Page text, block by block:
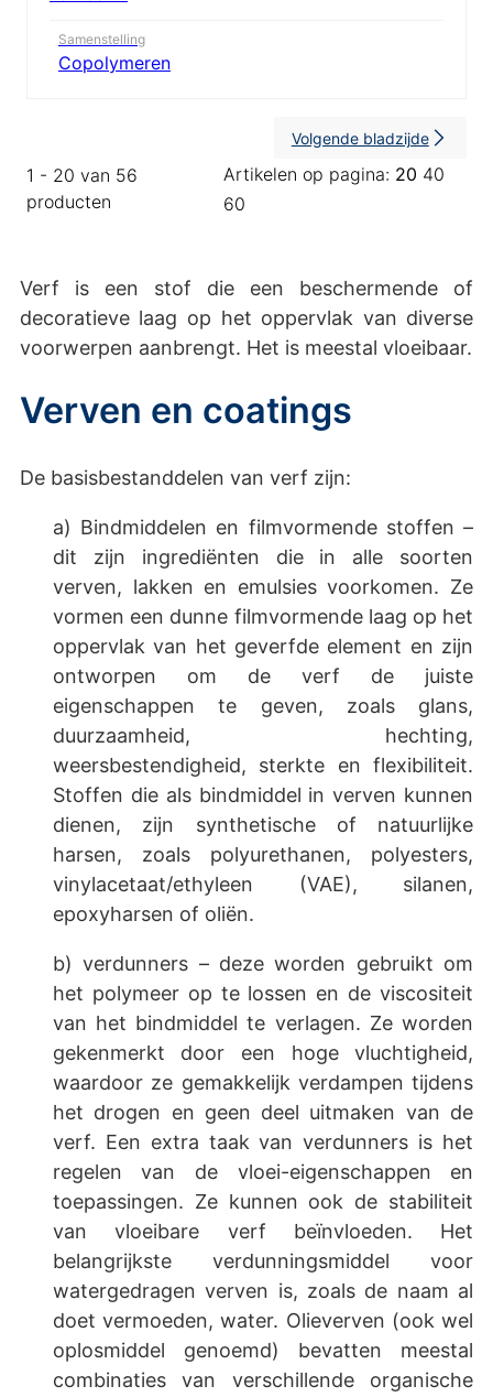
Samenstelling
Copolymeren
1 - 20 van 56
producten
Artikelen op pagina: 20 40
60
Volgende bladzijde
Verf is een stof die een beschermende of
decoratieve laag op het oppervlak van diverse
voorwerpen aanbrengt. Het is meestal vloeibaar.
Verven en coatings
De basisbestanddelen van verf zijn:
a) Bindmiddelen en filmvormende stoffen –
dit zijn ingrediënten die in alle soorten
verven, lakken en emulsies voorkomen. Ze
vormen een dunne filmvormende laag op het
oppervlak van het geverfde element en zijn
ontworpen om de verf de juiste
eigenschappen te geven, zoals glans,
duurzaamheid, hechting,
weersbestendigheid, sterkte en flexibiliteit.
Stoffen die als bindmiddel in verven kunnen
dienen, zijn synthetische of natuurlijke
harsen, zoals polyurethanen, polyesters,
vinylacetaat/ethyleen (VAE), silanen,
epoxyharsen of oliën.
b) verdunners – deze worden gebruikt om
het polymeer op te lossen en de viscositeit
van het bindmiddel te verlagen. Ze worden
gekenmerkt door een hoge vluchtigheid,
waardoor ze gemakkelijk verdampen tijdens
het drogen en geen deel uitmaken van de
verf. Een extra taak van verdunners is het
regelen van de vloei-eigenschappen en
toepassingen. Ze kunnen ook de stabiliteit
van vloeibare verf beïnvloeden. Het
belangrijkste verdunningsmiddel voor
watergedragen verven is, zoals de naam al
doet vermoeden, water. Olieverven (ook wel
oplosmiddel genoemd) bevatten meestal
combinaties van verschillende organische